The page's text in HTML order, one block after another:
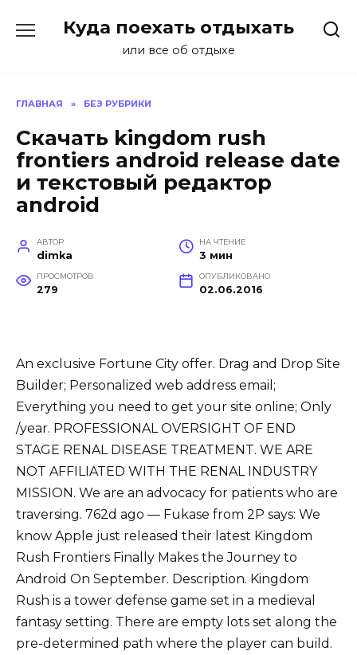
Куда поехать отдыхать
или все об отдыхе
ГЛАВНАЯ » БЕЗ РУБРИКИ
Скачать kingdom rush
frontiers android release date
и текстовый редактор
android
АВТОР
dimka
НА ЧТЕНИЕ
3 мин
ПРОСМОТРОВ
279
ОПУБЛИКОВАНО
02.06.2016
An exclusive Fortune City offer. Drag and Drop Site
Builder; Personalized web address email;
Everything you need to get your site online; Only
/year. PROFESSIONAL OVERSIGHT OF END
STAGE RENAL DISEASE TREATMENT. WE ARE
NOT AFFILIATED WITH THE RENAL INDUSTRY
MISSION. We are an advocacy for patients who are
traversing. 762d ago — Fukase from 2P says: We
know Apple just released their latest Kingdom
Rush Frontiers Finally Makes the Journey to
Android On September. Description. Kingdom
Rush is a tower defense game set in a medieval
fantasy setting. There are empty lots set along the
pre-determined path where the player can build.